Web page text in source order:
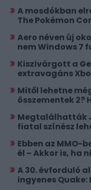
A mosdókban
The Pokémon
Aero néven új
nem Windows 7
Kiszivárgott a
extravagáns
Mitől lehetne
összementek 2?
Megtalálhatták
fiatal színész
Ebben az MMO-
él – Akkor is, ha
A 30. évforduló
ingyenes